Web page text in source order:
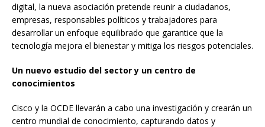
digital, la nueva asociación pretende reunir a ciudadanos,
empresas, responsables políticos y trabajadores para
desarrollar un enfoque equilibrado que garantice que la
tecnología mejora el bienestar y mitiga los riesgos potenciales.
Un nuevo estudio del sector y un centro de
conocimientos
Cisco y la OCDE llevarán a cabo una investigación y crearán un
centro mundial de conocimiento, capturando datos y